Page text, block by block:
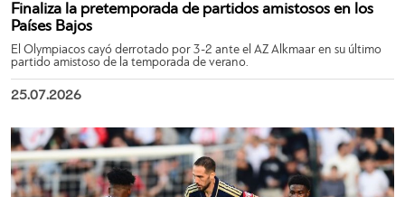
Finaliza la pretemporada de partidos amistosos en los
Países Bajos
El Olympiacos cayó derrotado por 3-2 ante el AZ Alkmaar en su último
partido amistoso de la temporada de verano.
25.07.2026